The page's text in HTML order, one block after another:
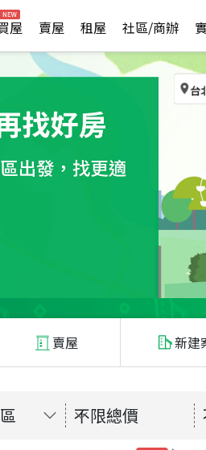
屋 賣屋 租屋 社區/商辦
賣屋 新建
不限總價